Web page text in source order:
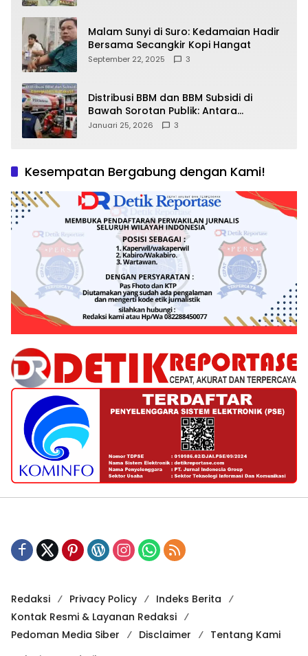
Malam Sunyi di Suro: Kedamaian Hadir
Bersama Secangkir Kopi Hangat
September 22, 2025 3
Distribusi BBM dan BBM Subsidi di
Bawah Sorotan Publik: Antara
Kepentingan Negara, Hak Konsumen,
Januari 25, 2026 3
Kesempatan Bergabung dengan Kami!
Redaksi Privacy Policy
Indeks Berita
Kontak Resmi & Layanan Redaksi
Pedoman Media Siber
Disclaimer
Tentang Kami